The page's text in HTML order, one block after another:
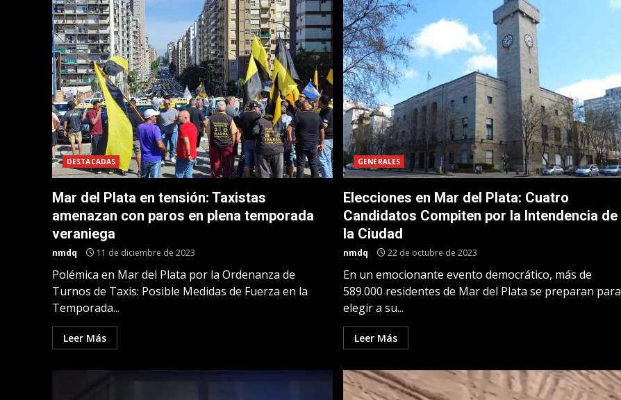
DESTACADAS
Mar del Plata en tensión: Taxistas
amenazan con paros en plena temporada
veraniega
nmdq 11 de diciembre de 2023
Polémica en Mar del Plata por la Ordenanza de
Turnos de Taxis: Posible Medidas de Fuerza en la
Temporada...
Leer Más
GENERALES
Elecciones en Mar del Plata: Cuatro
Candidatos Compiten por la Intendencia de
la Ciudad
nmdq 22 de octubre de 2023
En un emocionante evento democrático, más de
589.000 residentes de Mar del Plata se preparan para
elegir a su...
Leer Más